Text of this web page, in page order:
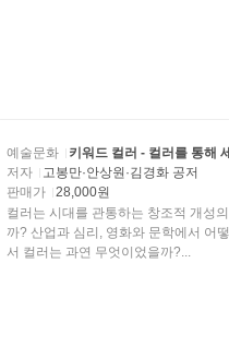
예술문화
키워드 컬러 - 컬러를 통해
저자
고봉만·안상원·김경화 공저
판매가
28,000원
컬러는 시대를 관통하는 창조적 개성
까? 산업과 심리, 영화와 문학에서 어
서 컬러는 과연 무엇이었을까?...